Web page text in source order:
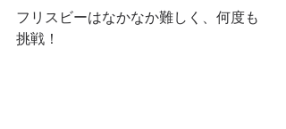
フリスビーはなかなか難しく、何度も
挑戦！